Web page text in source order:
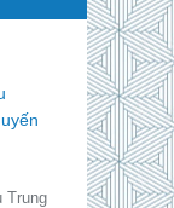
Trung